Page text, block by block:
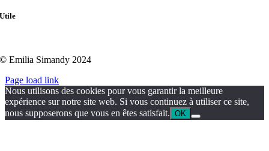
Utile
© Emilia Simandy 2024
Page load link
Nous utilisons des cookies pour vous garantir la meilleure
expérience sur notre site web. Si vous continuez à utiliser ce site,
nous supposerons que vous en êtes satisfait. OK